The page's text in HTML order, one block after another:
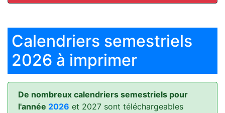
Calendriers semestriels
2026 à imprimer
De nombreux calendriers semestriels pour
l'année 2026 et 2027 sont téléchargeables